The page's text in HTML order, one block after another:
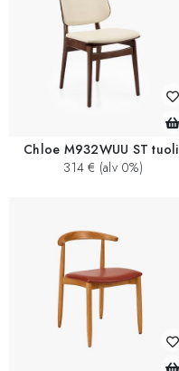
Chloe M932WUU ST tuoli
314 € (alv 0%)